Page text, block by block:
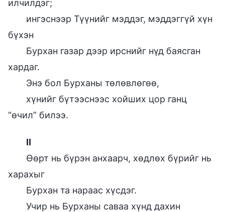
илчилдэг;
ингэснээр Түүнийг мэддэг, мэддэггүй хүн
бүхэн
Бурхан газар дээр ирснийг нүд баясган
хардаг.
Энэ бол Бурханы төлөвлөгөө,
хүнийг бүтээснээс хойших цор ганц
“өчил” билээ.
II
Өөрт нь бүрэн анхаарч, хөдлөх бүрийг нь
харахыг
Бурхан та нараас хүсдэг.
Учир нь Бурханы саваа хүнд дахин